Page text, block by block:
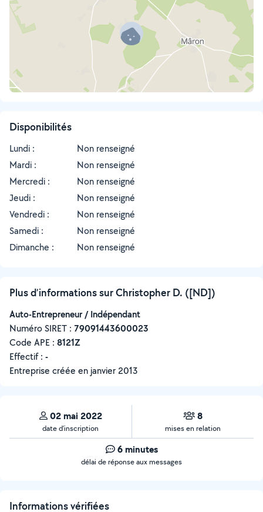
Disponibilités
Lundi :
Non renseigné
Mardi :
Non renseigné
Mercredi :
Non renseigné
Jeudi :
Non renseigné
Vendredi :
Non renseigné
Samedi :
Non renseigné
Dimanche :
Non renseigné
Plus d’informations sur Christopher D. ([ND])
Auto-Entrepreneur / Indépendant
Numéro SIRET : ‍79091443600023
Code APE : 8121Z
Effectif : -
Entreprise créée en janvier 2013
02 mai 2022
date d’inscription
8
mises en relation
6 minutes
délai de réponse aux messages
Informations vérifiées